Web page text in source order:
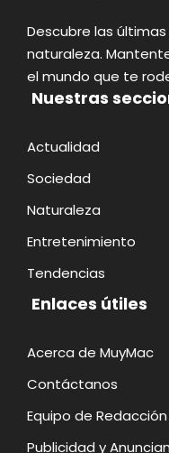
Descubre las
naturaleza.
el mundo que te
Nuestras
Actualidad
Sociedad
Naturaleza
Entretenimiento
Tendencias
Enlaces útiles
Acerca de MuyMac
Contáctanos
Equipo de Redacción
Publicidad y